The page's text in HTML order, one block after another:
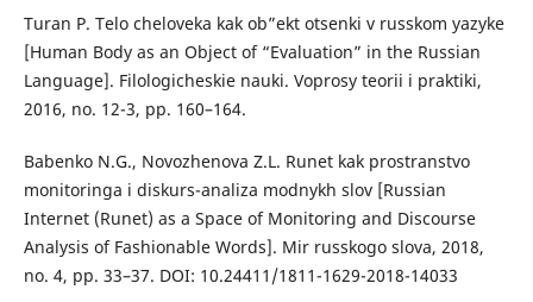
Turan P. Telo cheloveka kak ob”ekt otsenki v russkom yazyke
[Human Body as an Object of “Evaluation” in the Russian
Language]. Filologicheskie nauki. Voprosy teorii i praktiki,
2016, no. 12-3, pp. 160–164.
Babenko N.G., Novozhenova Z.L. Runet kak prostranstvo
monitoringa i diskurs-analiza modnykh slov [Russian
Internet (Runet) as a Space of Monitoring and Discourse
Analysis of Fashionable Words]. Mir russkogo slova, 2018,
no. 4, pp. 33–37. DOI: 10.24411/1811-1629-2018-14033